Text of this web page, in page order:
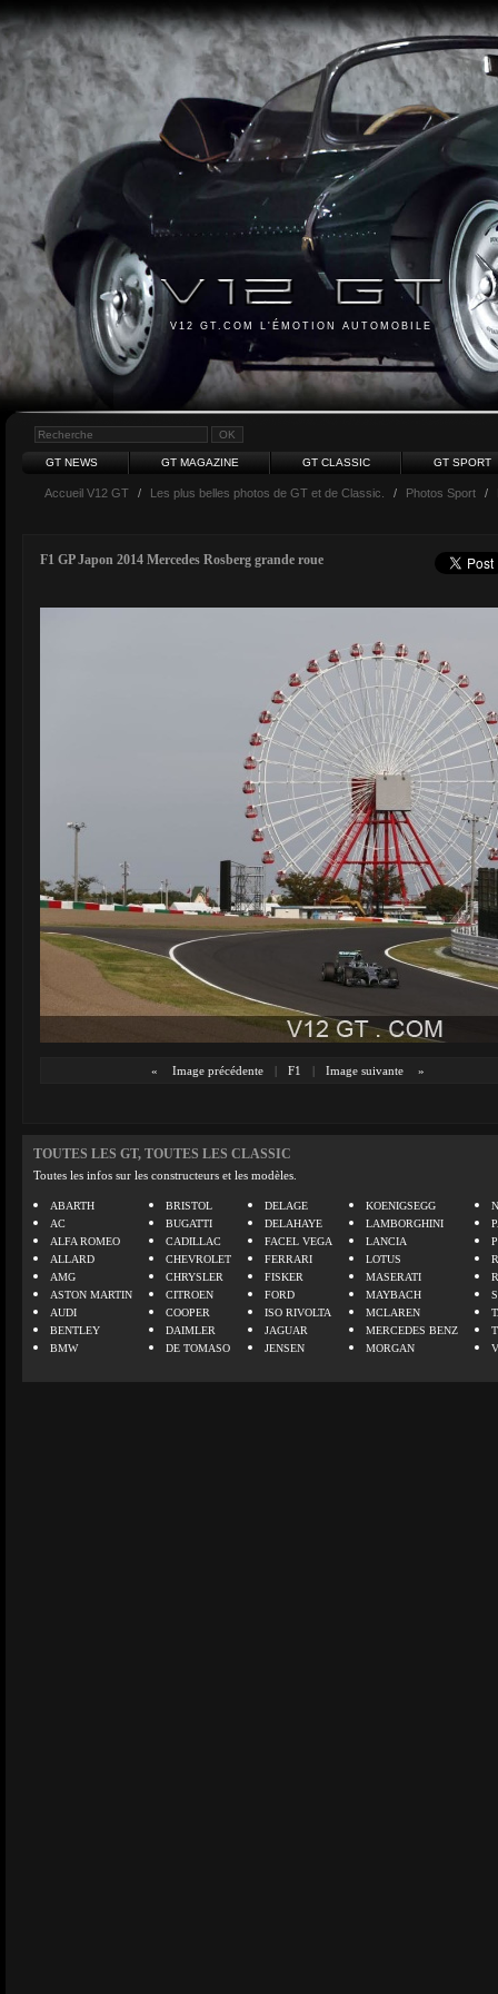
V12 GT.COM L'ÉMOTION AUTOMOBILE
GT NEWS GT MAGAZINE GT CLASSIC GT SPORT
Accueil V12 GT / Les plus belles photos de GT et de Classic. / Photos Sport /
F1 GP Japon 2014 Mercedes Rosberg grande roue
« Image précédente | F1 | Image suivante »
TOUTES LES GT, TOUTES LES CLASSIC
Toutes les infos sur les constructeurs et les modèles.
ABARTH
AC
ALFA ROMEO
ALLARD
AMG
ASTON MARTIN
AUDI
BENTLEY
BMW
BRISTOL
BUGATTI
CADILLAC
CHEVROLET
CHRYSLER
CITROEN
COOPER
DAIMLER
DE TOMASO
DELAGE
DELAHAYE
FACEL VEGA
FERRARI
FISKER
FORD
ISO RIVOLTA
JAGUAR
JENSEN
KOENIGSEGG
LAMBORGHINI
LANCIA
LOTUS
MASERATI
MAYBACH
MCLAREN
MERCEDES BENZ
MORGAN